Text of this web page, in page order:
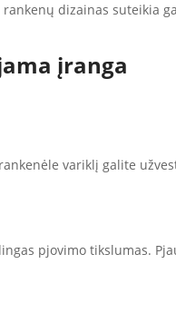
dizainas suteikia
įranga
variklį galite
pjovimo tikslumas.